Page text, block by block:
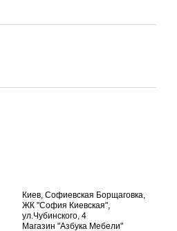
Киев, Софиевская Борщаговка,
ЖК "София Киевская",
ул.Чубинского, 4
Магазин "Азбука Мебели"